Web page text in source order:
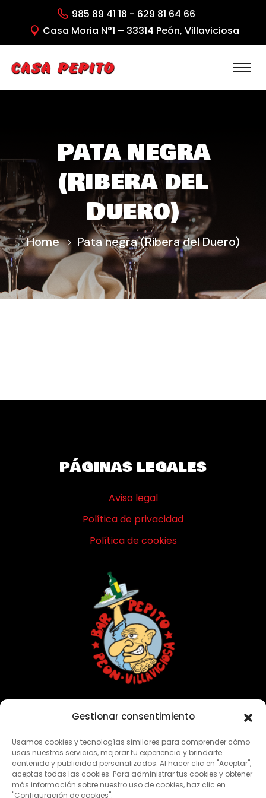
Gestionar consentimiento
Usamos cookies y tecnologías similares para comprender cómo
usas nuestros servicios, mejorar tu experiencia y brindarte
contenido y publicidad personalizados. Al hacer clic en "Aceptar",
aceptas todas las cookies. Para administrar tus cookies y obtener
más información sobre nuestro uso de cookies, haz clic en
"Configuración de cookies".
985 89 41 18 - 629 81 64 66
Casa Moria N°1 – 33314 Peón, Villaviciosa
Pata negra
(Ribera del
Duero)
Home Pata negra (Ribera del Duero)
PÁGINAS LEGALES
Aviso legal
Política de privacidad
Política de cookies
Con vosotros desde 1949
CONTACTO
Dirección:Casa Moria N°1 – 33314 Peón, Villaviciosa